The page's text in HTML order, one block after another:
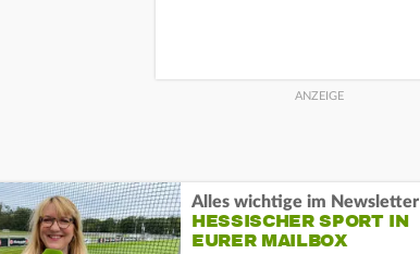
Alles wichtige im Newsletter
HESSISCHER SPORT IN
EURER MAILBOX